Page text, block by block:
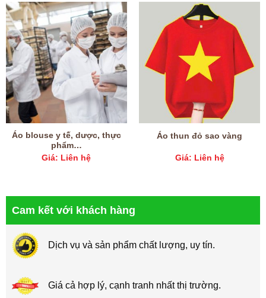
Cam kết với khách hàng
Dịch vụ và sản phẩm chất lượng, uy tín.
Giá cả hợp lý, cạnh tranh nhất thị trường.
100,000 ₫.
Áo blouse y tế, dược, thực
phẩm…
Giá: Liên hệ
Áo thun đỏ sao vàng
Giá: Liên hệ